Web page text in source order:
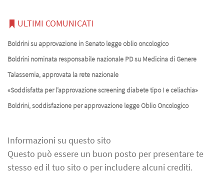
ULTIMI COMUNICATI
Boldrini su approvazione in Senato legge oblio oncologico
Boldrini nominata responsabile nazionale PD su Medicina di Genere
Talassemia, approvata la rete nazionale
«Soddisfatta per l’approvazione screening diabete tipo I e celiachia»
Boldrini, soddisfazione per approvazione legge Oblio Oncologico
Informazioni su questo sito
Questo può essere un buon posto per presentare te
stesso ed il tuo sito o per includere alcuni crediti.